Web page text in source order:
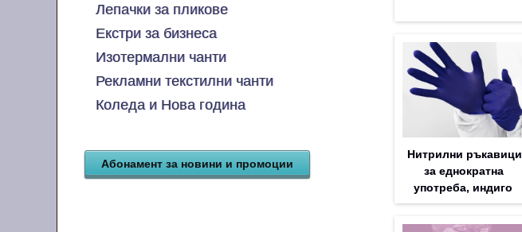
Лепачки за пликове
Екстри за бизнеса
Изотермални чанти
Рекламни текстилни чанти
Коледа и Нова година
Нитрилни ръкавици
за еднократна
употреба, индиго